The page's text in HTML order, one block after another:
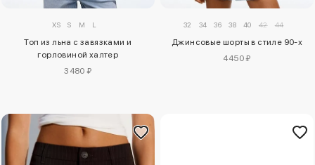
XS S M L
Топ из льна с завязками и
горловиной халтер
3480 ₽
32 34 36 38 40 42 44
Джинсовые шорты в стиле 90-х
4450 ₽